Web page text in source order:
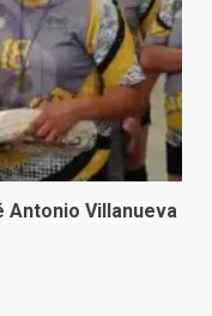
Antonio Villanueva